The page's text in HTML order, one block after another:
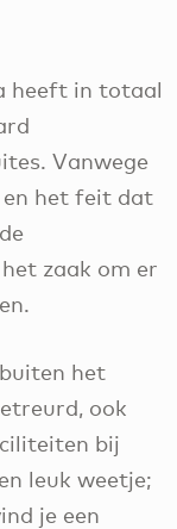
heeft in totaal
Vanwege
het feit dat
zaak om er
het
ook
bij
leuk weetje;
je een